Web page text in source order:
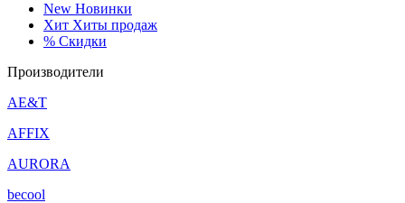
New Новинки
Хит Хиты продаж
% Скидки
Производители
AE&T
AFFIX
AURORA
becool